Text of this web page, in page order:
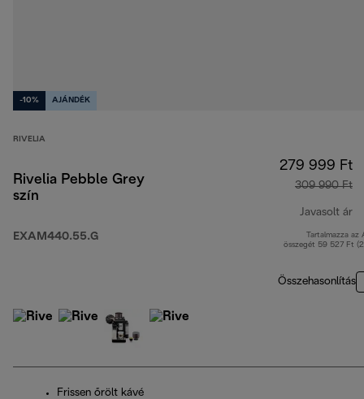
-10% AJÁNDÉK
RIVELIA
Rivelia Pebble Grey
szín
EXAM440.55.G
279 999 Ft
309 990 Ft
Javasolt ár
Tartalmazza az
összegét 59 527 Ft
Összehasonlítás
Frissen őrölt kávé